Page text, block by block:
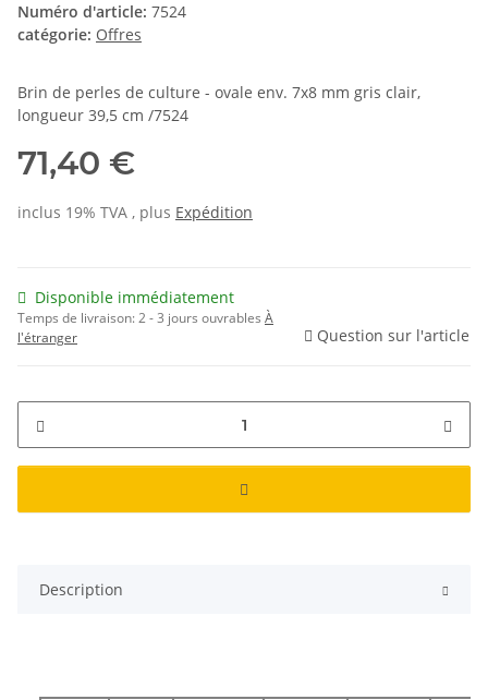
Numéro d'article: 7524
catégorie: Offres
Brin de perles de culture - ovale env. 7x8 mm gris clair,
longueur 39,5 cm /7524
71,40 €
inclus 19% TVA , plus Expédition
Disponible immédiatement
Temps de livraison:2 - 3 jours ouvrables À
l'étranger
Question sur l'article
Description